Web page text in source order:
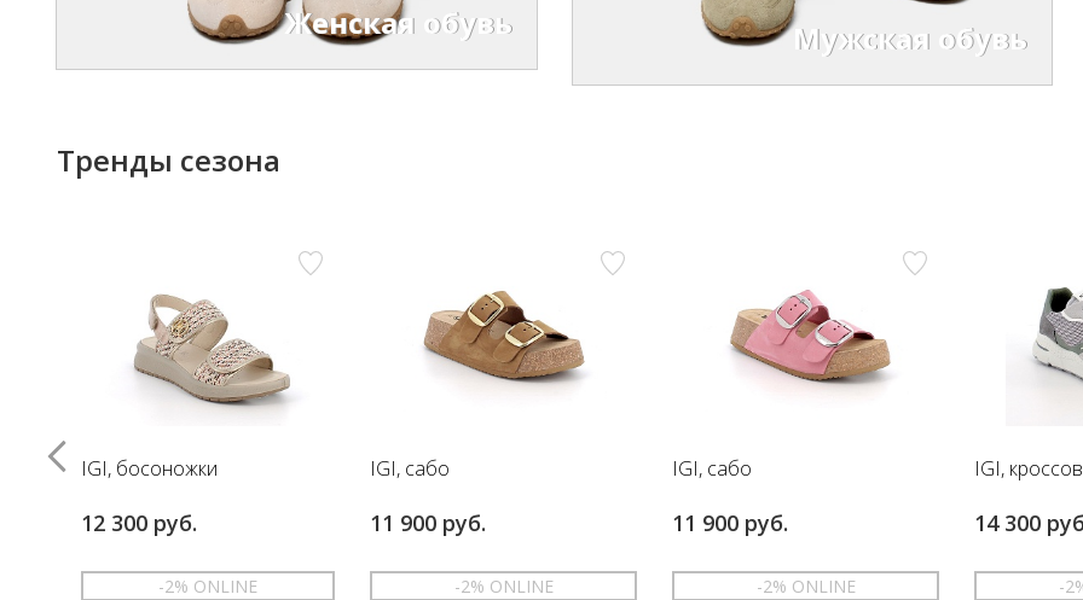
Женская обувь Мужская обувь
Тренды сезона
IGI, босоножки
12 300 руб.
-2% ONLINE
IGI, сабо
11 900 руб.
-2% ONLINE
IGI, сабо
11 900 руб.
-2% ONLINE
IGI,
14 300
-